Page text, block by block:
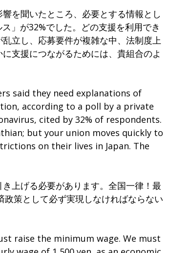
を聞いたところ、必要とする情報とし
」が32%でした。どの支援を利用でき
立し、応募要件が複雑な中、法制度上
支援につながるためには、貴組合のよ
said they need explanations of
according to a poll by a private
cited by 32% of respondents.
but your union moves quickly to
on their lives in Japan. The
上げる必要があります。全国一律！最
策として必ず実現しなければならない
raise the minimum wage. We must